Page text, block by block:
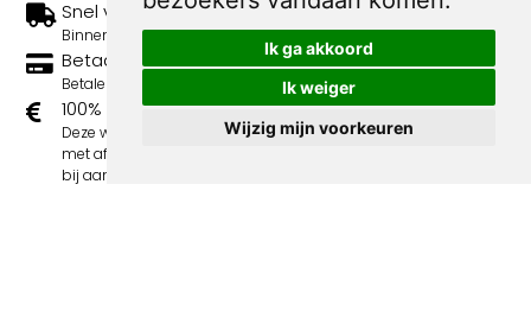
Ik ga akkoord
Ik weiger
Wijzig mijn voorkeuren
Snel verzonden
Binnen 3 werkdagen wordt je print verstuurd.
Betaal veilig en eenvoudig
Betalen kan met iDeal, Credit Card en Paypal.
100% sociaal
Deze webshop wordt volledig gerund door jongens
met afstand tot de arbeidsmarkt. Je bestelling draagt
bij aan hun welzijn en toekomstplannen!